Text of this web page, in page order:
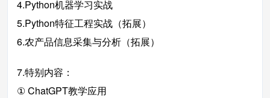
4.Python机器学习实战
5.Python特征工程实战（拓展）
6.农产品信息采集与分析（拓展）
7.特别内容：
① ChatGPT教学应用